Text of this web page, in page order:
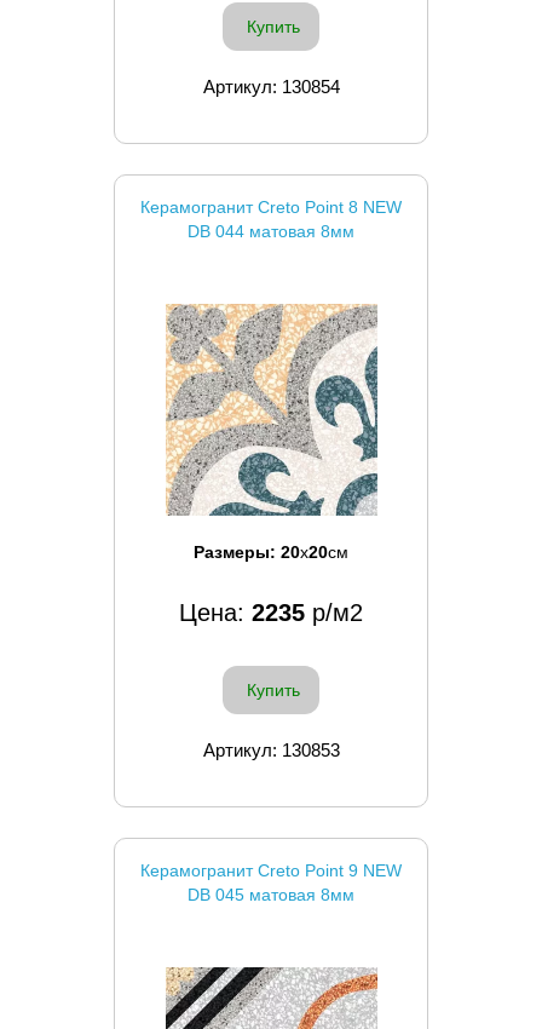
Купить
Артикул: 130854
Керамогранит Creto Point 8 NEW
DB 044 матовая 8мм
Размеры: 20x20см
Цена: 2235 р/м2
Купить
Артикул: 130853
Керамогранит Creto Point 9 NEW
DB 045 матовая 8мм